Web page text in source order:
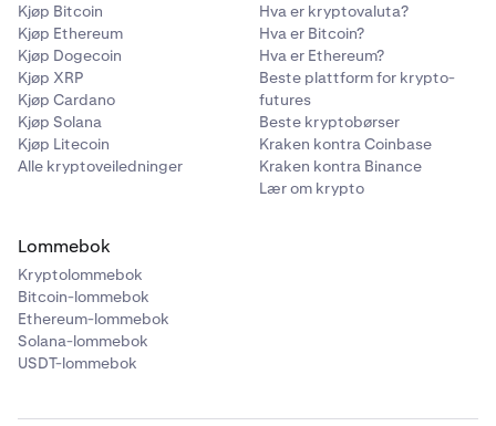
Kjøp Bitcoin
Kjøp Ethereum
Kjøp Dogecoin
Kjøp XRP
Kjøp Cardano
Kjøp Solana
Kjøp Litecoin
Alle kryptoveiledninger
Hva er kryptovaluta?
Hva er Bitcoin?
Hva er Ethereum?
Beste plattform for krypto-
futures
Beste kryptobørser
Kraken kontra Coinbase
Kraken kontra Binance
Lær om krypto
Lommebok
Kryptolommebok
Bitcoin-lommebok
Ethereum-lommebok
Solana-lommebok
USDT-lommebok